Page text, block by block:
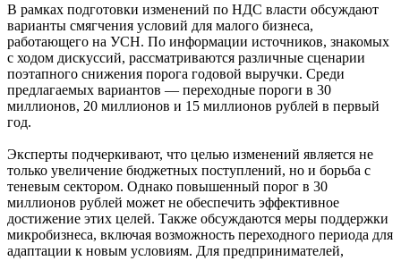
В рамках подготовки изменений по НДС власти обсуждают
варианты смягчения условий для малого бизнеса,
работающего на УСН. По информации источников, знакомых
с ходом дискуссий, рассматриваются различные сценарии
поэтапного снижения порога годовой выручки. Среди
предлагаемых вариантов — переходные пороги в 30
миллионов, 20 миллионов и 15 миллионов рублей в первый
год.
Эксперты подчеркивают, что целью изменений является не
только увеличение бюджетных поступлений, но и борьба с
теневым сектором. Однако повышенный порог в 30
миллионов рублей может не обеспечить эффективное
достижение этих целей. Также обсуждаются меры поддержки
микробизнеса, включая возможность переходного периода для
адаптации к новым условиям. Для предпринимателей,